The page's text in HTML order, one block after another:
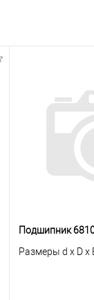
Подшипник
Размеры d x D x